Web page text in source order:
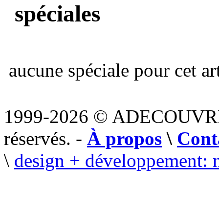
spéciales
aucune spéciale pour cet
1999-2026 ©
réservés. - À propos \
\ design + développement: